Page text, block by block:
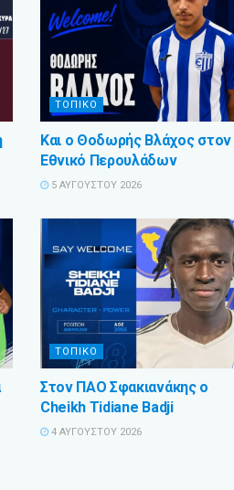
ΤΟΠΙΚΟ
Και ο Θοδωρής Βλάχος στον
Εθνικό Περουλάδων
5 ΑΥΓΟΎΣΤΟΥ 2026
ΤΟΠΙΚΟ
Στον ΠΑΟ Σφακιανάκης ο
Cheikh Tidiane Badji
4 ΑΥΓΟΎΣΤΟΥ 2026